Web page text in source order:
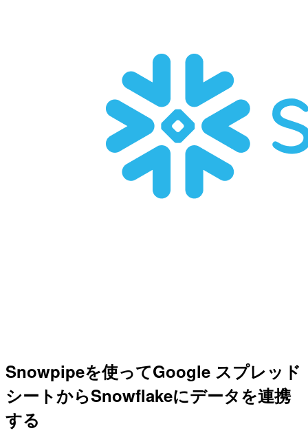
Snowpipeを使ってGoogle スプレッド
シートからSnowflakeにデータを連携
する